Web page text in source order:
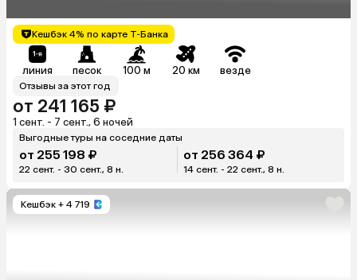
Кешбэк 4% по карте Т-Банка
линия песок 100 м 20 км везде
Отзывы за этот год
от 241 165 ₽
1 сент. - 7 сент., 6 ночей
Выгодные туры на соседние даты
от 255 198 ₽
22 сент. - 30 сент., 8 н.
от 256 364 ₽
14 сент. - 22 сент., 8 н.
Кешбэк + 4 719